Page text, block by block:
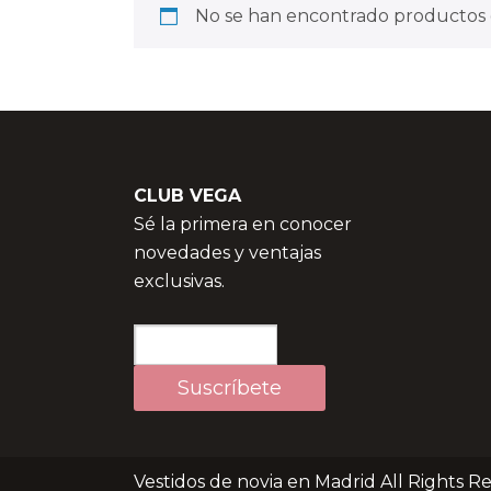
No se han encontrado
CLUB VEGA
Sé la primera en conocer
novedades y ventajas
exclusivas.
Vestidos de novia en Madrid All Rights